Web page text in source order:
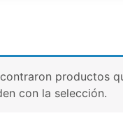
productos
con la selección.